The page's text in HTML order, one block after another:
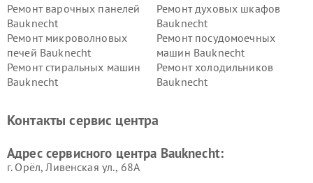
Ремонт варочных панелей
Bauknecht
Ремонт духовых шкафов
Bauknecht
Ремонт микроволновых
печей Bauknecht
Ремонт посудомоечных
машин Bauknecht
Ремонт стиральных машин
Bauknecht
Ремонт холодильников
Bauknecht
Контакты сервис центра
Адрес сервисного центра Bauknecht:
г. Орёл, Ливенская ул., 68А